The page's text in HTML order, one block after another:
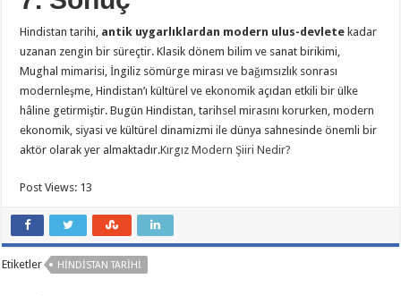
Hindistan tarihi, antik uygarlıklardan modern ulus-devlete kadar
uzanan zengin bir süreçtir. Klasik dönem bilim ve sanat birikimi,
Mughal mimarisi, İngiliz sömürge mirası ve bağımsızlık sonrası
modernleşme, Hindistan’ı kültürel ve ekonomik açıdan etkili bir ülke
hâline getirmiştir. Bugün Hindistan, tarihsel mirasını korurken, modern
ekonomik, siyasi ve kültürel dinamizmi ile dünya sahnesinde önemli bir
aktör olarak yer almaktadır.Kırgız Modern Şiiri Nedir?
Post Views: 13
Etiketler HINDISTAN TARIHI